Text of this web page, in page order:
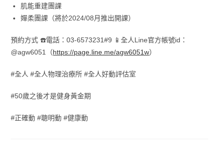
肌能重建團課
嬋柔團課（將於2024/08月推出開課）
預約方式 ☎️電話：03-6573231#9 📱全人Line官方帳號id：
@agw6051（https://page.line.me/agw6051w）
#全人 #全人物理治療所 #全人好動評估室
#50歲之後才是健身黃金期
#正確動 #聰明動 #健康動